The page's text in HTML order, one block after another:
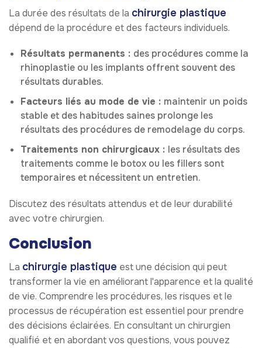
La durée des résultats de la chirurgie plastique
dépend de la procédure et des facteurs individuels.
Résultats permanents : des procédures comme la
rhinoplastie ou les implants offrent souvent des
résultats durables.
Facteurs liés au mode de vie : maintenir un poids
stable et des habitudes saines prolonge les
résultats des procédures de remodelage du corps.
Traitements non chirurgicaux : les résultats des
traitements comme le botox ou les fillers sont
temporaires et nécessitent un entretien.
Discutez des résultats attendus et de leur durabilité
avec votre chirurgien.
Conclusion
La chirurgie plastique est une décision qui peut
transformer la vie en améliorant l'apparence et la qualité
de vie. Comprendre les procédures, les risques et le
processus de récupération est essentiel pour prendre
des décisions éclairées. En consultant un chirurgien
qualifié et en abordant vos questions, vous pouvez